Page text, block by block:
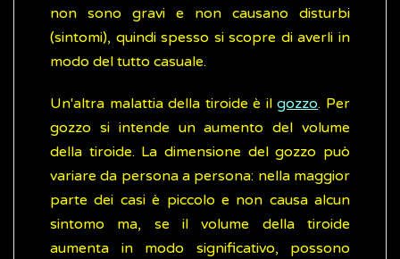
non sono gravi e non causano disturbi
(sintomi), quindi spesso si scopre di averli in
modo del tutto casuale.
Un'altra malattia della tiroide è ilgozzo. Per
gozzo si intende un aumento del volume
della tiroide. La dimensione del gozzo può
variare da persona a persona: nella maggior
parte dei casi è piccolo e non causa alcun
sintomo ma, se il volume della tiroide
aumenta in modo significativo, possono